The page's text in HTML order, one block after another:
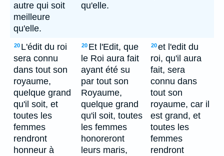
autre qui soit
meilleure
qu'elle.
qu'elle.
20 L'édit du roi
sera connu
dans tout son
royaume,
quelque grand
qu'il soit, et
toutes les
femmes
rendront
honneur à
20 Et l'Edit, que
le Roi aura fait
ayant été su
par tout son
Royaume,
quelque grand
qu'il soit, toutes
les femmes
honoreront
leurs maris,
20et l'edit du
roi, qu'il aura
fait, sera
connu dans
tout son
royaume, car il
est grand, et
toutes les
femmes
rendront